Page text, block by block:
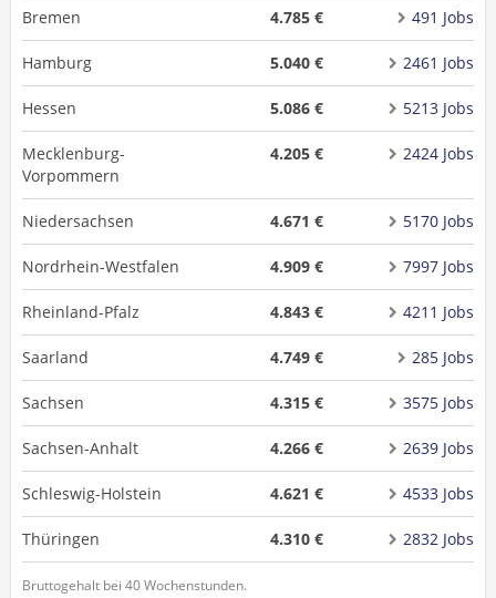
Bremen 4.785 € 491 Jobs
Hamburg 5.040 € 2461 Jobs
Hessen 5.086 € 5213 Jobs
Mecklenburg-
Vorpommern
4.205 € 2424 Jobs
Niedersachsen 4.671 € 5170 Jobs
Nordrhein-Westfalen 4.909 € 7997 Jobs
Rheinland-Pfalz 4.843 € 4211 Jobs
Saarland 4.749 € 285 Jobs
Sachsen 4.315 € 3575 Jobs
Sachsen-Anhalt 4.266 € 2639 Jobs
Schleswig-Holstein 4.621 € 4533 Jobs
Thüringen 4.310 € 2832 Jobs
Bruttogehalt bei 40 Wochenstunden.